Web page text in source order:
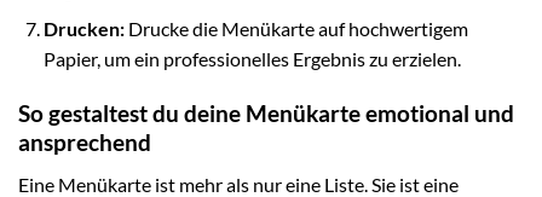
Drucken:Drucke die Menükarte auf hochwertigem
Papier, um ein professionelles Ergebnis zu erzielen.
So gestaltest du deine Menükarte emotional und
ansprechend
Eine Menükarte ist mehr als nur eine Liste. Sie ist eine